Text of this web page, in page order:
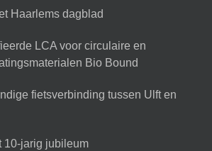
Haarlems dagblad
LCA voor circulaire en
Bio Bound
fietsverbinding tussen Ulft en
10-jarig jubileum